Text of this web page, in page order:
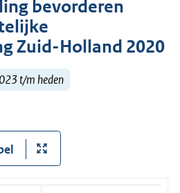
bevorderen
Zuid-Holland 2020
t/m heden